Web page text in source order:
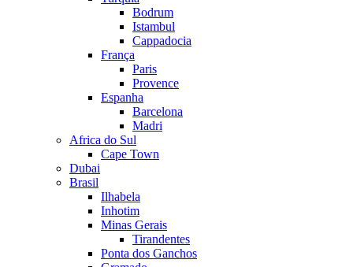
Bodrum
Istambul
Cappadocia
França
Paris
Provence
Espanha
Barcelona
Madri
Africa do Sul
Cape Town
Dubai
Brasil
Ilhabela
Inhotim
Minas Gerais
Tirandentes
Ponta dos Ganchos